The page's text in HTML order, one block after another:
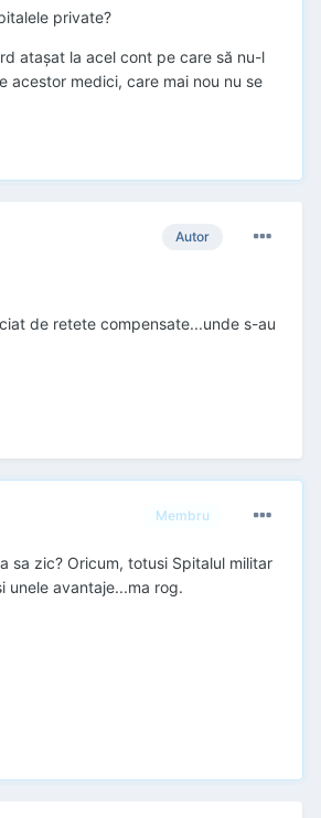
private?
atașat la acel cont pe care să nu-l
acestor medici, care mai nou nu se
Autor
de retete compensate...unde s-au
Membru
sa zic? Oricum, totusi Spitalul militar
unele avantaje...ma rog.